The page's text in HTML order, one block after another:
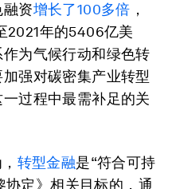
资增长了100多倍 ，
2021年的5406亿美
为气候行动和绿色转
强对碳密集产业转型
过程中最需补足的关
转型金融是“符合可持
协定》相关目标的，通